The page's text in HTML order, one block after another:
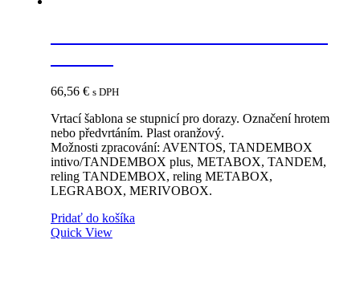
66,56 € s DPH
Vrtací šablona se stupnicí pro dorazy. Označení hrotem
nebo předvrtáním. Plast oranžový.
Možnosti zpracování: AVENTOS, TANDEMBOX
intivo/TANDEMBOX plus, METABOX, TANDEM,
reling TANDEMBOX, reling METABOX,
LEGRABOX, MERIVOBOX.
Pridať do košíka
Quick View